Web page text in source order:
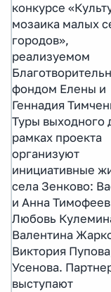
конкурсе
мозаика малых
городов»,
реализуемом
фондом Елены и
Геннадия
Туры выходного
рамках проекта
организуют
инициативные
села Зенково:
и Анна
Любовь
Валентина
Виктория
Усенова.
выступают